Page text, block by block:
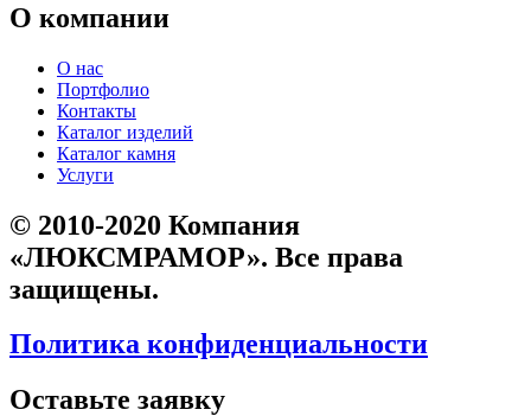
О компании
О нас
Портфолио
Контакты
Каталог изделий
Каталог камня
Услуги
© 2010-2020 Компания
«ЛЮКСМРАМОР». Все права
защищены.
Политика конфиденциальности
Оставьте заявку